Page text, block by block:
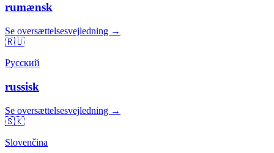
rumænsk
Se oversættelsesvejledning →
🇷🇺
Русский
russisk
Se oversættelsesvejledning →
🇸🇰
Slovenčina